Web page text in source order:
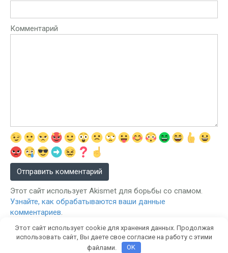
Комментарий
Этот сайт использует Akismet для борьбы со спамом.
Узнайте, как обрабатываются ваши данные
комментариев.
Этот сайт использует cookie для хранения данных. Продолжая
использовать сайт, Вы даете свое согласие на работу с этими
файлами.
OK